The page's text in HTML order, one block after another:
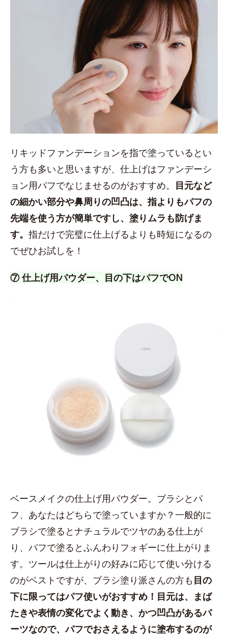
リキッドファンデーションを指で塗っているとい
う方も多いと思いますが、仕上げはファンデーシ
ョン用パフでなじませるのがおすすめ。 目元など
の細かい部分や鼻周りの凹凸は、指よりもパフの
先端を使う方が簡単ですし、塗りムラも防げま
す。 指だけで完璧に仕上げるよりも時短になるの
でぜひお試しを！
⑦ 仕上げ用パウダー、目の下はパフでON
ベースメイクの仕上げ用パウダー。ブラシとパ
フ、あなたはどちらで塗っていますか？一般的に
ブラシで塗るとナチュラルでツヤのある仕上が
り、パフで塗るとふんわりフォギーに仕上がりま
す。ツールは仕上がりの好みに応じて使い分ける
のがベストですが、ブラシ塗り派さんの方も 目の
下に限ってはパフ使いがおすすめ！目元は、まば
たきや表情の変化でよく動き、かつ凹凸があるパ
ーツなので、パフでおさえるように塗布するのが